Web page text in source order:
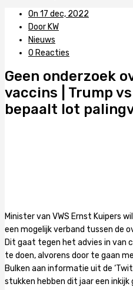
On 17 dec, 2022
Door KW
Nieuws
0 Reacties
Geen onderzoek
vaccins | Trump vs
bepaalt lot
Minister van VWS Ernst Kuipers
een mogelijk verband tussen de
Dit gaat tegen het advies in van
te doen, alvorens door te gaan
Bulken aan informatie uit de
stukken hebben dit jaar een inkijk